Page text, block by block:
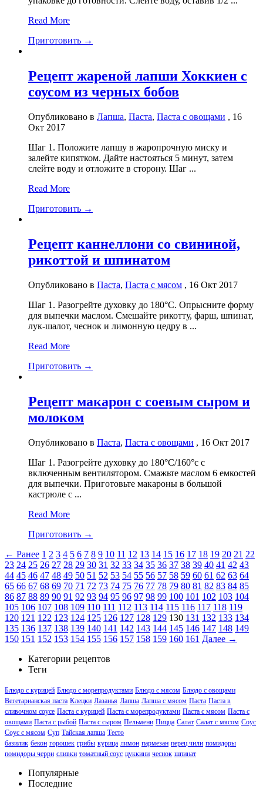
Read More
Приготовить →
Рецепт жареной лапши Хоккиен с
соусом из черных бобов
Опубликовано в Лапша, Паста, Паста с овощами , 16
Окт 2017
Шаг 1. Положите лапшу в жаропрочную миску и
залейте кипятком. Дайте настояться 5 минут, затем
слейте воду и отложите в сторону. Шаг ...
Read More
Приготовить →
Рецепт каннеллони со свининой,
рикоттой и шпинатом
Опубликовано в Паста, Паста с мясом , 16 Окт 2017
Шаг 1. Разогрейте духовку до 180°C. Опрысните форму
для выпечки маслом. Смешайте рикотту, фарш, шпинат,
лук-шалот, чеснок и лимонную цедру в ...
Read More
Приготовить →
Рецепт макарон с соевым сыром и
молоком
Опубликовано в Паста, Паста с овощами , 16 Окт 2017
Шаг 1. Разогрейте духовку до 180°C/160°с с
включенным вентилятором. Смажьте маслом 6 емкостей
для выпечки. Приготовьте макароны в большой
кастрюле с ...
Read More
Приготовить →
← Ранее 1 2 3 4 5 6 7 8 9 10 11 12 13 14 15 16 17 18 19 20 21 22
23 24 25 26 27 28 29 30 31 32 33 34 35 36 37 38 39 40 41 42 43
44 45 46 47 48 49 50 51 52 53 54 55 56 57 58 59 60 61 62 63 64
65 66 67 68 69 70 71 72 73 74 75 76 77 78 79 80 81 82 83 84 85
86 87 88 89 90 91 92 93 94 95 96 97 98 99 100 101 102 103 104
105 106 107 108 109 110 111 112 113 114 115 116 117 118 119
120 121 122 123 124 125 126 127 128 129 130 131 132 133 134
135 136 137 138 139 140 141 142 143 144 145 146 147 148 149
150 151 152 153 154 155 156 157 158 159 160 161 Далее →
Категории рецептов
Теги
Блюдо с курицей Блюдо с морепродуктами Блюдо с мясом Блюдо с овощами
Вегетарианская паста Клецки Лазанья Лапша Лапша с мясом Паста Паста в
сливочном соусе Паста с курицей Паста с морепродуктами Паста с мясом Паста с
овощами Паста с рыбой Паста с сыром Пельмени Пицца Салат Салат с мясом Соус
Соус с мясом Суп Тайская лапша Тесто
базилик бекон горошек грибы курица лимон пармезан перец чили помидоры
помидоры черри сливки томатный соус цуккини чеснок шпинат
Популярные
Последние